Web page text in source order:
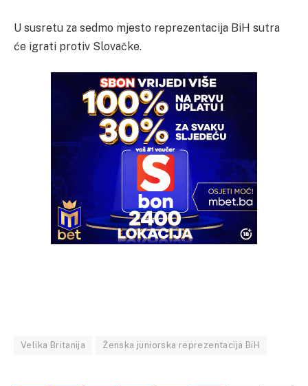
U susretu za sedmo mjesto reprezentacija BiH sutra
će igrati protiv Slovačke.
Velika Britanija Ženska juniorska reprezentacija BiH